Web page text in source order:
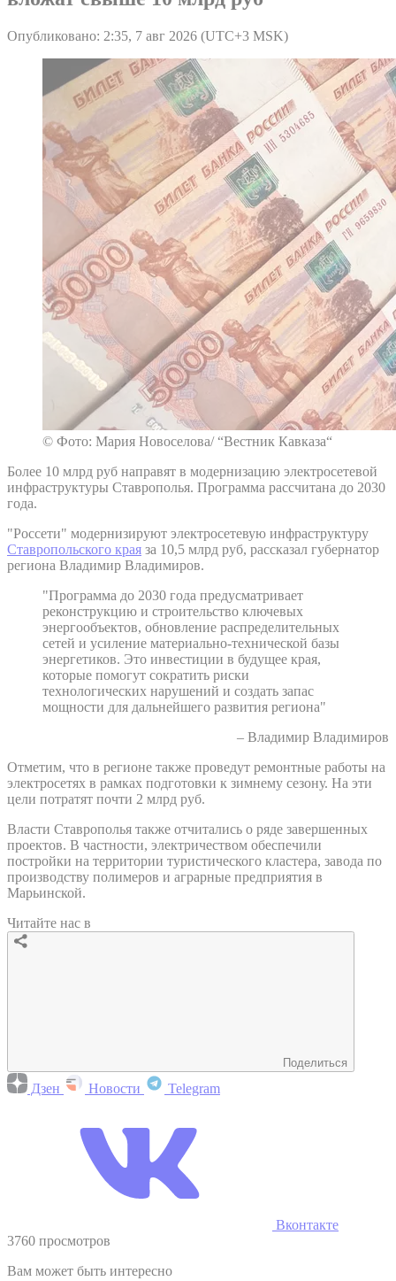
Опубликовано: 2:35, 7 авг 2026 (UTC+3 MSK)
© Фото: Мария Новоселова/ “Вестник Кавказа“
Более 10 млрд руб направят в модернизацию электросетевой
инфраструктуры Ставрополья. Программа рассчитана до 2030
года.
"Россети" модернизируют электросетевую инфраструктуру
Ставропольского края за 10,5 млрд руб, рассказал губернатор
региона Владимир Владимиров.
"Программа до 2030 года предусматривает
реконструкцию и строительство ключевых
энергообъектов, обновление распределительных
сетей и усиление материально-технической базы
энергетиков. Это инвестиции в будущее края,
которые помогут сократить риски
технологических нарушений и создать запас
мощности для дальнейшего развития региона"
– Владимир Владимиров
Отметим, что в регионе также проведут ремонтные работы на
электросетях в рамках подготовки к зимнему сезону. На эти
цели потратят почти 2 млрд руб.
Власти Ставрополья также отчитались о ряде завершенных
проектов. В частности, электричеством обеспечили
постройки на территории туристического кластера, завода по
производству полимеров и аграрные предприятия в
Марьинской.
Читайте нас в
Поделиться
Дзен Новости Telegram
Вконтакте
3760 просмотров
Вам может быть интересно